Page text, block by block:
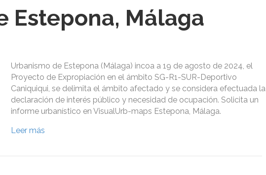
Estepona, Málaga
Urbanismo de Estepona (Málaga) incoa a 19 de agosto de 2024, el
Proyecto de Expropiación en el ámbito SG-R1-SUR-Deportivo
Caniquiqui, se delimita el ámbito afectado y se considera efectuada la
declaración de interés público y necesidad de ocupación. Solicita un
informe urbanístico en VisualUrb-maps Estepona, Málaga.
Leer más